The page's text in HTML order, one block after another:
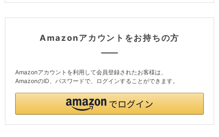
Amazonアカウントをお持ちの方
Amazonアカウントを利用して会員登録されたお客様は、
AmazonのID、パスワードで、ログインすることができます。